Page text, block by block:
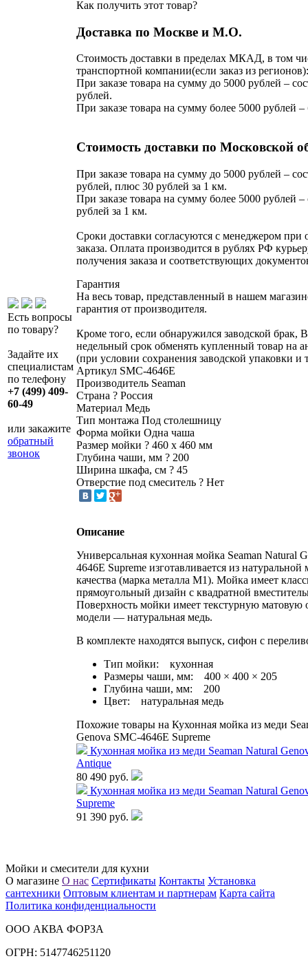
Есть вопросы
по товару?
Задайте их
специалистам
по телефону
+7 (499) 409-
60-49
или закажите
обратный
звонок
Как получить этот товар?
Доставка по Москве и М.О.
Стоимость доставки в пределах МКАД, в том
транспортной компании(если заказ из регионов):
При заказе товара на сумму до 5000 рублей –
рублей.
При заказе товара на сумму более 5000 рублей –
Стоимость доставки по Московской
При заказе товара на сумму до 5000 рублей –
рублей, плюс 30 рублей за 1 км.
При заказе товара на сумму более 5000 рублей –
рублей за 1 км.
Сроки доставки согласуются с менеджером при
заказа. Оплата производится в рублях РФ
получения заказа и соответствующих
Гарантия
На весь товар, представленный в нашем
гарантия от производителя.
Кроме того, если обнаружился заводской брак,
недельный срок обменять купленный товар на
(при условии сохранения заводской упаковки и
Артикул SMC-4646E
Производитель Seaman
Страна ? Россия
Материал Медь
Тип монтажа Под столешницу
Форма мойки Одна чаша
Размер мойки ? 460 х 460 мм
Глубина чаши, мм ? 200
Ширина шкафа, см ? 45
Отверстие под смеситель ? Нет
Описание
Универсальная кухонная мойка Seaman Natural
4646E Supreme изготавливается из
качества (марка металла М1). Мойка имеет
прямоугольный дизайн с квадратной
Поверхность мойки имеет текстурную матовую
модели — натуральная медь.
В комплекте находятся выпуск, сифон с
Тип мойки: кухонная
Размеры чаши, мм: 400 × 400 × 205
Глубина чаши, мм: 200
Цвет: натуральная медь
Похожие товары на Кухонная мойка из меди
Genova SMC-4646E Supreme
Кухонная мойка из меди Seaman Natural
Antique
80 490 руб.
Кухонная мойка из меди Seaman Natural
Supreme
91 390 руб.
Мойки и смесители для кухни
О магазине О нас Сертификаты Контакты Установка
сантехники Оптовым клиентам и партнерам Карта сайта
Политика конфиденциальности
ООО АКВА ФОРЗА
ОГРН: 5147746251120